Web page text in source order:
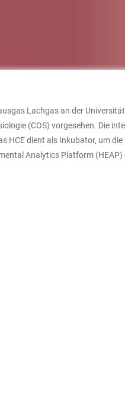
Lachgas an der
(COS) vorgesehen. Die
HCE dient als Inkubator, um
Analytics Platform